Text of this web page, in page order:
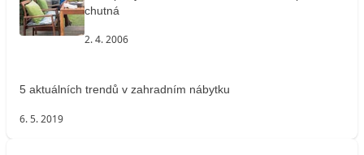
chutná
2. 4. 2006
5 aktuálních trendů v zahradním nábytku
6. 5. 2019